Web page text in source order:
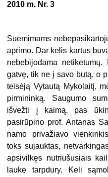
2010 m. Nr. 3
Suėmimams
aprimo. Dar kelis kartus
nebebijodama
gatvę, tik ne į savo butą, o
teisėją Vytautą Mykolaitį,
pirmininką. Saugumo
išvežti į kaimą, pas
pasirūpino prof. Antanas
namo privažiavo
toks sujauktas,
apsivilkęs nutriušusiais
laukė tarpdury. Keli